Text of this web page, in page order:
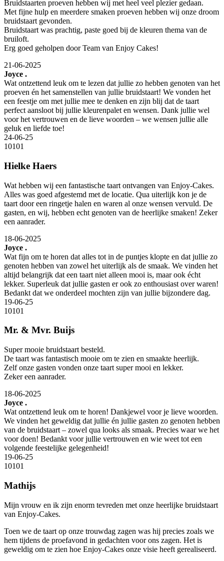
Bruidstaarten proeven hebben wij met heel veel plezier gedaan.
Met fijne hulp en meerdere smaken proeven hebben wij onze droom
bruidstaart gevonden.
Bruidstaart was prachtig, paste goed bij de kleuren thema van de
bruiloft.
Erg goed geholpen door Team van Enjoy Cakes!
21-06-2025
Joyce .
Wat ontzettend leuk om te lezen dat jullie zo hebben genoten van het
proeven én het samenstellen van jullie bruidstaart! We vonden het
een feestje om met jullie mee te denken en zijn blij dat de taart
perfect aansloot bij jullie kleurenpalet en wensen. Dank jullie wel
voor het vertrouwen en de lieve woorden – we wensen jullie alle
geluk en liefde toe!
24-06-25
10101
Hielke Haers
Wat hebben wij een fantastische taart ontvangen van Enjoy-Cakes.
Alles was goed afgestemd met de locatie. Qua uiterlijk kon je de
taart door een ringetje halen en waren al onze wensen vervuld. De
gasten, en wij, hebben echt genoten van de heerlijke smaken! Zeker
een aanrader.
18-06-2025
Joyce .
Wat fijn om te horen dat alles tot in de puntjes klopte en dat jullie zo
genoten hebben van zowel het uiterlijk als de smaak. We vinden het
altijd belangrijk dat een taart niet alleen mooi is, maar ook écht
lekker. Superleuk dat jullie gasten er ook zo enthousiast over waren!
Bedankt dat we onderdeel mochten zijn van jullie bijzondere dag.
19-06-25
10101
Mr. & Mvr. Buijs
Super mooie bruidstaart besteld.
De taart was fantastisch mooie om te zien en smaakte heerlijk.
Zelf onze gasten vonden onze taart super mooi en lekker.
Zeker een aanrader.
18-06-2025
Joyce .
Wat ontzettend leuk om te horen! Dankjewel voor je lieve woorden.
We vinden het geweldig dat jullie én jullie gasten zo genoten hebben
van de bruidstaart – zowel qua looks als smaak. Precies waar we het
voor doen! Bedankt voor jullie vertrouwen en wie weet tot een
volgende feestelijke gelegenheid!
19-06-25
10101
Mathijs
Mijn vrouw en ik zijn enorm tevreden met onze heerlijke bruidstaart
van Enjoy-Cakes.
Toen we de taart op onze trouwdag zagen was hij precies zoals we
hem tijdens de proefavond in gedachten voor ons zagen. Het is
geweldig om te zien hoe Enjoy-Cakes onze visie heeft gerealiseerd.